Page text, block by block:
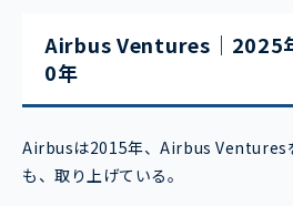
Airbus Ventures｜2025
0年
Airbusは2015年、Airbus Ventures
も、取り上げている。